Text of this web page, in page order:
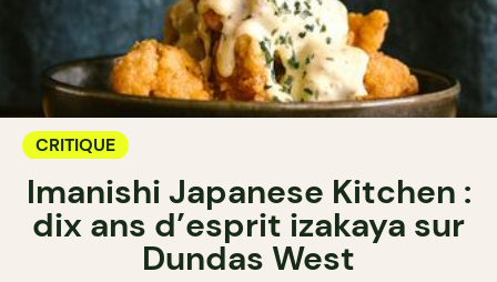
CRITIQUE
Imanishi Japanese Kitchen :
dix ans d’esprit izakaya sur
Dundas West